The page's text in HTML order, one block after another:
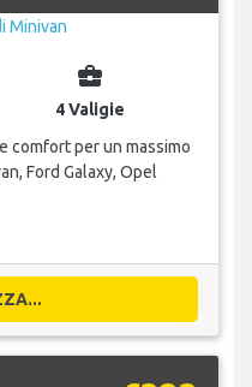
business_center
4 Valigie
comfort per un massimo
Ford Galaxy, Opel